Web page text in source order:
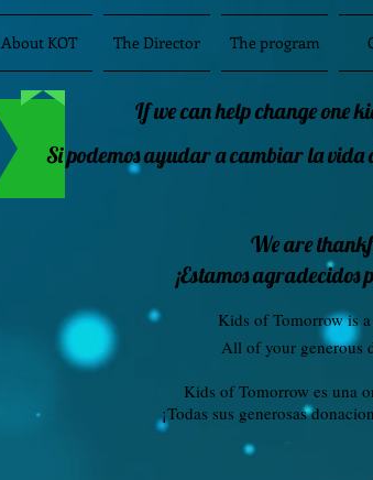
About KOT The Director The program
We are
¡Estamos agradecidos
Kids of Tomorrow is
All of your generous
Kids of Tomorrow es una
¡Todas sus generosas
If we can help change one
Si podemos ayudar a cambiar la vida